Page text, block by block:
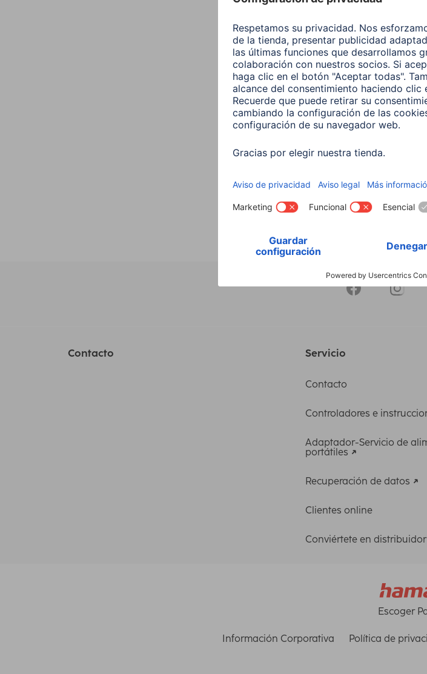
Hama Funda "Fold Clear" con
lápiz para Apple iPad 10.9"
(10ª generación 2022), n
00217228
19,99 EUR
Contacto Servicio
Contacto
Controladores e
Adaptador-Servicio de
portátiles
Recuperación de datos
Clientes online
Conviértete en distribuidor
Escoger
Información Corporativa Política de